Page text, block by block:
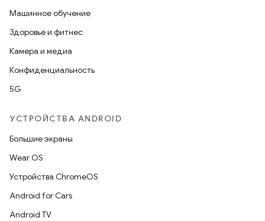
Машинное обучение
Здоровье и фитнес
Камера и медиа
Конфиденциальность
5G
УСТРОЙСТВА ANDROID
Большие экраны
Wear OS
Устройства ChromeOS
Android for Cars
Android TV